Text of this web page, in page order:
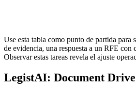
Use esta tabla como punto de partida
de evidencia, una respuesta a un RFE
Observar estas tareas revela el ajuste
LegistAI: Document